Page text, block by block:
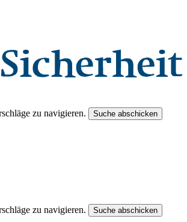
zu navigieren. Suche abschicken
zu navigieren. Suche abschicken